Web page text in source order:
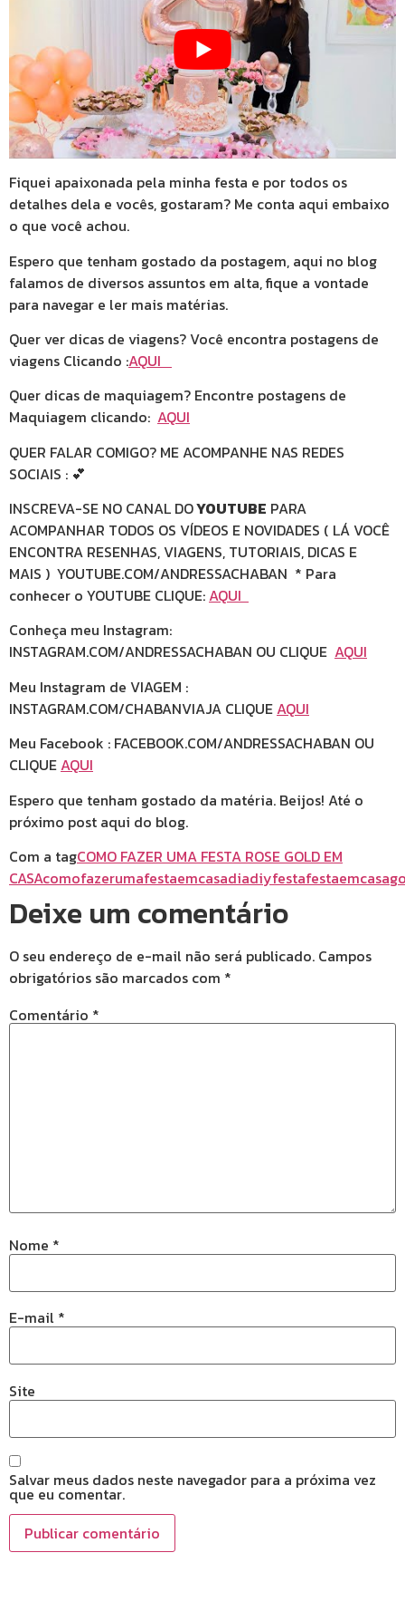
Fiquei apaixonada pela minha festa e por todos os
detalhes dela e vocês, gostaram? Me conta aqui embaixo
o que você achou.
Espero que tenham gostado da postagem, aqui no blog
falamos de diversos assuntos em alta, fique a vontade
para navegar e ler mais matérias.
Quer ver dicas de viagens? Você encontra postagens de
viagens Clicando :AQUI
Quer dicas de maquiagem? Encontre postagens de
Maquiagem clicando: AQUI
QUER FALAR COMIGO? ME ACOMPANHE NAS REDES
SOCIAIS : 💕
INSCREVA-SE NO CANAL DOYOUTUBE PARA
ACOMPANHAR TODOS OS VÍDEOS E NOVIDADES ( LÁ VOCÊ
ENCONTRA RESENHAS, VIAGENS, TUTORIAIS, DICAS E
MAIS ) YOUTUBE.COM/ANDRESSACHABAN * Para
conhecer o YOUTUBE CLIQUE:AQUI
Conheça meu Instagram:
INSTAGRAM.COM/ANDRESSACHABAN OU CLIQUE AQUI
Meu Instagram de VIAGEM :
INSTAGRAM.COM/CHABANVIAJA CLIQUEAQUI
Meu Facebook : FACEBOOK.COM/ANDRESSACHABAN OU
CLIQUEAQUI
Espero que tenham gostado da matéria. Beijos! Até o
próximo post aqui do blog.
Com a tagCOMO FAZER UMA FESTA ROSE GOLD EM
CASAcomofazerumafestaemcasadiadiyfestafestaemcasa
Deixe um comentário
O seu endereço de e-mail não será publicado. Campos
obrigatórios são marcados com *
Comentário *
Nome *
E-mail *
Site
Salvar meus dados neste navegador para a próxima vez
que eu comentar.